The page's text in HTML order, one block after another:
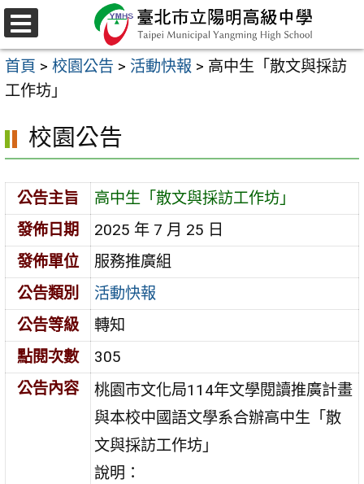
跳
至
主
要
容
區
選
單
首頁 > 校園公告 > 活動快報 > 高中生「散文與採訪
工作坊」
校園公告
公告主旨
高中生「散文與採訪工作坊」
發佈日期
2025 年 7 月 25 日
發佈單位
服務推廣組
公告類別
活動快報
公告等級
轉知
點閱次數
305
公告內容
桃園市文化局114年文學閱讀推廣計畫
與本校中國語文學系合辦高中生「散
文與採訪工作坊」
說明：